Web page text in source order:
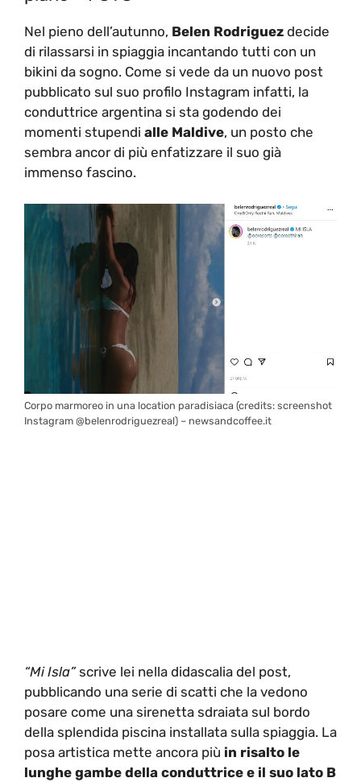
Nel pieno dell’autunno, Belen Rodriguez decide
di rilassarsi in spiaggia incantando tutti con un
bikini da sogno. Come si vede da un nuovo post
pubblicato sul suo profilo Instagram infatti, la
conduttrice argentina si sta godendo dei
momenti stupendi alle Maldive, un posto che
sembra ancor di più enfatizzare il suo già
immenso fascino.
Corpo marmoreo in una location paradisiaca (credits: screenshot
Instagram @belenrodriguezreal) – newsandcoffee.it
“Mi Isla”scrive lei nella didascalia del post,
pubblicando una serie di scatti che la vedono
posare come una sirenetta sdraiata sul bordo
della splendida piscina installata sulla spiaggia. La
posa artistica mette ancora più in risalto le
lunghe gambe della conduttrice e il suo lato B